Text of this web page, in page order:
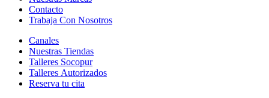
Contacto
Trabaja Con Nosotros
Canales
Nuestras Tiendas
Talleres Socopur
Talleres Autorizados
Reserva tu cita